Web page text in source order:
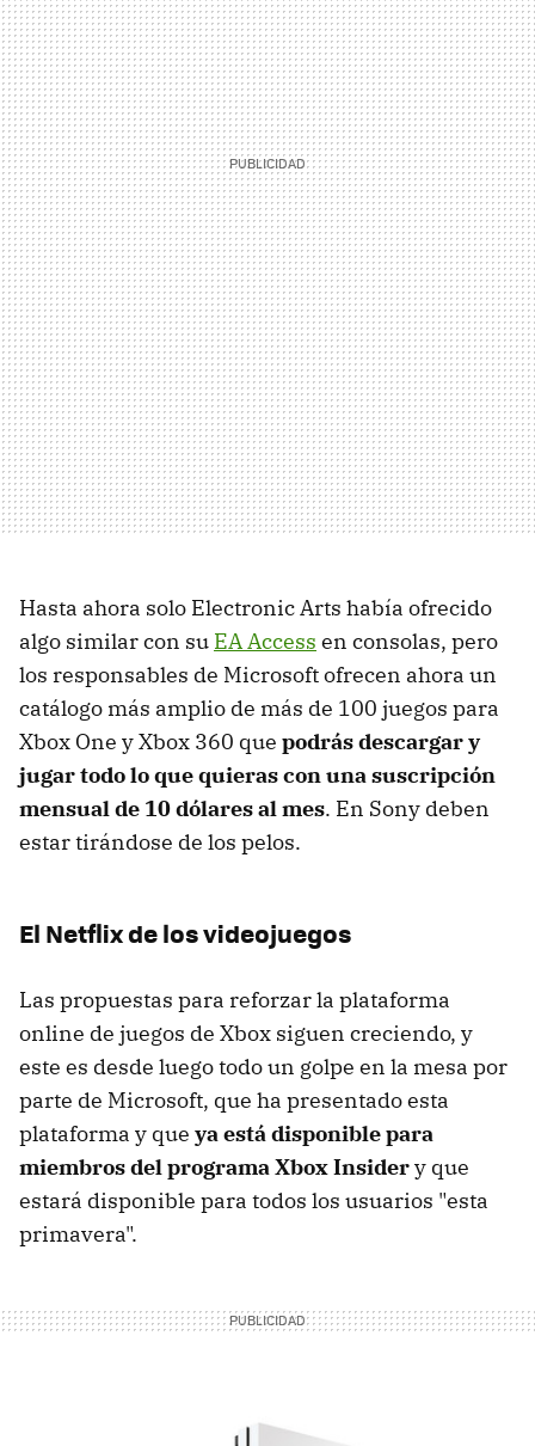
Hasta ahora solo Electronic Arts había ofrecido
algo similar con su EA Access en consolas, pero
los responsables de Microsoft ofrecen ahora un
catálogo más amplio de más de 100 juegos para
Xbox One y Xbox 360 que podrás descargar y
jugar todo lo que quieras con una suscripción
mensual de 10 dólares al mes. En Sony deben
estar tirándose de los pelos.
El Netflix de los videojuegos
Las propuestas para reforzar la plataforma
online de juegos de Xbox siguen creciendo, y
este es desde luego todo un golpe en la mesa por
parte de Microsoft, que ha presentado esta
plataforma y que ya está disponible para
miembros del programa Xbox Insidery que
estará disponible para todos los usuarios "esta
primavera".